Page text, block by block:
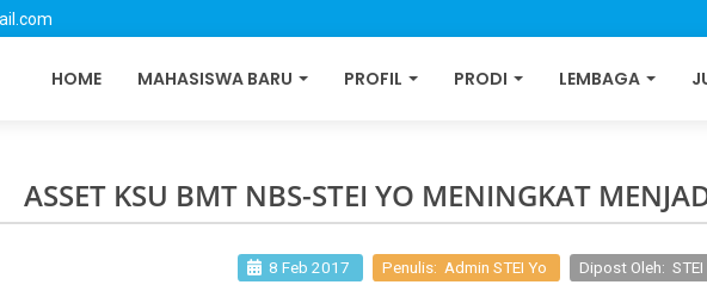
HOME MAHASISWA BARU PROFIL PRODI LEMBAGA
ASSET KSU BMT NBS-STEI YO MENINGKAT
8 Feb 2017 Penulis: Admin STEI Yo Dipost Oleh: